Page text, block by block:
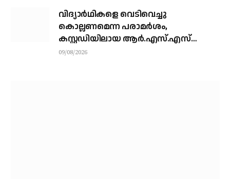
വിദ്യാർഥികളെ വെടിവെച്ചു
കൊല്ലണമെന്ന പരാമർശം,
കസ്റ്റഡിയിലായ ആർ.എസ്.എസ്
നേതാവ് മോഹൻദാസിനെ ഉടൻ
09/08/2026